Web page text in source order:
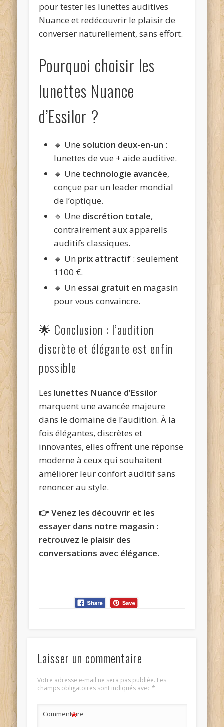
pour tester les lunettes auditives
Nuance et redécouvrir le plaisir de
converser naturellement, sans effort.
Pourquoi choisir les
lunettes Nuance
d’Essilor ?
🔹 Une solution deux-en-un :
lunettes de vue + aide auditive.
🔹 Une technologie avancée,
conçue par un leader mondial
de l’optique.
🔹 Une discrétion totale,
contrairement aux appareils
auditifs classiques.
🔹 Un prix attractif : seulement
1100 €.
🔹 Un essai gratuit en magasin
pour vous convaincre.
🌟 Conclusion : l’audition
discrète et élégante est enfin
possible
Les lunettes Nuance d’Essilor
marquent une avancée majeure
dans le domaine de l’audition. À la
fois élégantes, discrètes et
innovantes, elles offrent une réponse
moderne à ceux qui souhaitent
améliorer leur confort auditif sans
renoncer au style.
👉 Venez les découvrir et les
essayer dans notre magasin :
retrouvez le plaisir des
conversations avec élégance.
Laisser un commentaire
Votre adresse e-mail ne sera pas publiée. Les
champs obligatoires sont indiqués avec*
Commentaire
*